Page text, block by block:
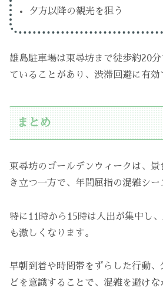
夕方以降の観光を狙う
雄島駐車場は東尋坊まで徒歩約20
ていることがあり、渋滞回避に有効
まとめ
東尋坊のゴールデンウィークは、景
き立つ一方で、年間屈指の混雑シー
特に11時から15時は人出が集中し
も激しくなります。
早朝到着や時間帯をずらした行動
どを意識することで、混雑を避け